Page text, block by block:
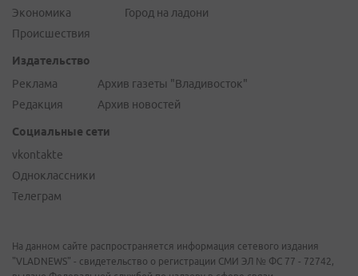
Экономика
Происшествия
Город на ладони
Издательство
Реклама
Редакция
Архив газеты "Владивосток"
Архив новостей
Социальные сети
vkontakte
Одноклассники
Телеграм
На данном сайте распространяется информация сетевого издания
"VLADNEWS" - свидетельство о регистрации СМИ ЭЛ № ФС 77 - 72742,